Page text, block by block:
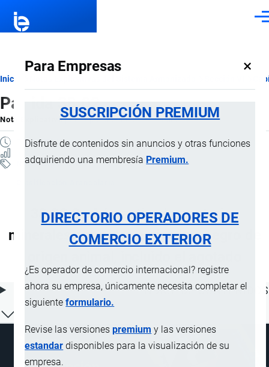
Para Empresas ×
SUSCRIPCIÓN PREMIUM
Disfrute de contenidos sin anuncios y otras funciones
adquiriendo una membresía Premium.
DIRECTORIO OPERADORES DE
COMERCIO EXTERIOR
¿Es operador de comercio internacional? registre
ahora su empresa, únicamente necesita completar el
siguienteformulario.
Revise las versionespremium y las versiones
estandar disponibles para la visualización de su
empresa.
Ruta
de
navegación
Inicio
Partida 38.02
Nota ExplicativaporImportaciones …, 18 Julio, 2024
7 MINUTOS
Notas Explicativas
38.02 Carbón activado; materias
minerales naturales activadas; negro de
ÍNDICE DE CONTENIDOS